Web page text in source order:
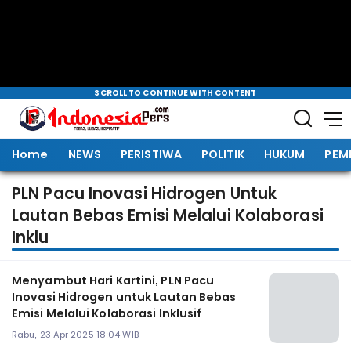
SCROLL TO CONTINUE WITH CONTENT
Home NEWS PERISTIWA POLITIK HUKUM
PLN Pacu Inovasi Hidrogen Untuk
Lautan Bebas Emisi Melalui Kolaborasi
Inklu
Menyambut Hari Kartini, PLN Pacu
Inovasi Hidrogen untuk Lautan Bebas
Emisi Melalui Kolaborasi Inklusif
Rabu, 23 Apr 2025 18:04 WIB